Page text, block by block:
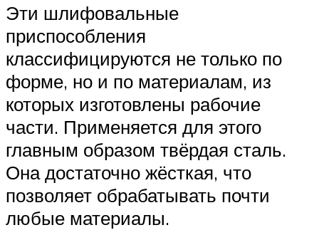
Эти шлифовальные
приспособления
классифицируются не только по
форме, но и по материалам, из
которых изготовлены рабочие
части. Применяется для этого
главным образом твёрдая сталь.
Она достаточно жёсткая, что
позволяет обрабатывать почти
любые материалы.